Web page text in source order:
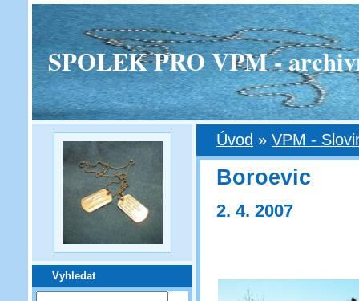
SPOLEK PRO VPM -
Vyhledat
Úvod » VPM -
Boroevic
2. 4. 2007